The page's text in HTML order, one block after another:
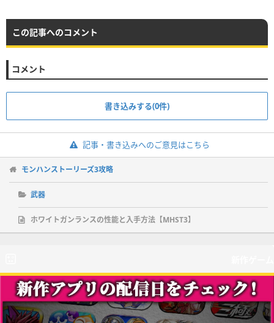
この記事へのコメント
コメント
書き込みする(0件)
記事・書き込みへのご意見はこちら
モンハンストーリーズ3攻略
武器
ホワイトガンランスの性能と入手方法【MHST3】